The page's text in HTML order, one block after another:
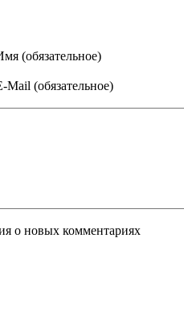
(обязательное)
Mail (обязательное)
о новых комментариях